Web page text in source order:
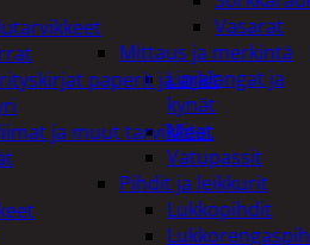
Vasarat
Mittaus ja merkintä
Linjalangat ja
kynät
Mitat
Vatupassit
Pihdit ja leikkurit
Lukkopihdit
paperit ja arkit
ja muut tarvikkeet